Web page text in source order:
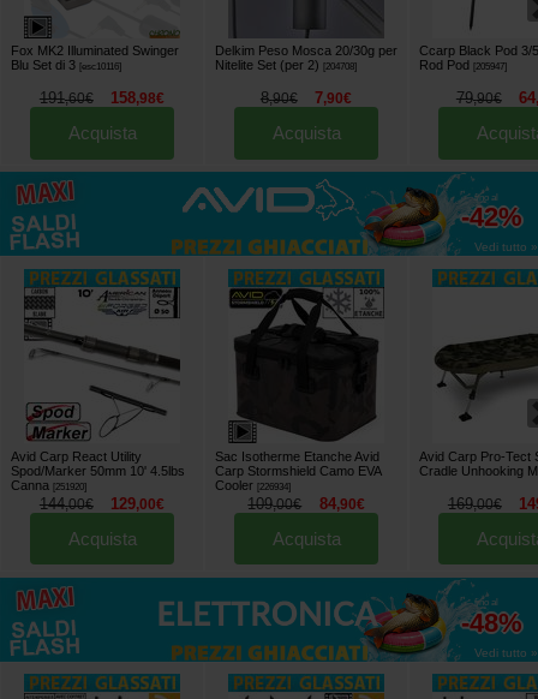
Fox MK2 Illuminated Swinger
Blu Set di 3 [esc10116]
191,60€ 158,98€
Acquista
Delkim Peso Mosca 20/30g per
Nitelite Set (per 2)
[204708]
8,90€ 7,90€
Acquista
Ccarp Black Pod 3/
Rod Pod
[205947]
79,90€ 64
fino al
-42%
Vedi tutto »
Avid Carp React Utility
Spod/Marker 50mm 10' 4.5lbs
Canna
[251920]
144,00€ 129,00€
Acquista
Sac Isotherme Etanche Avid
Carp Stormshield Camo EVA
Cooler [226934]
109,00€ 84,90€
Acquista
Avid Carp Pro-Tect
Cradle Unhooking
169,00€
fino al
-48%
Vedi tutto »